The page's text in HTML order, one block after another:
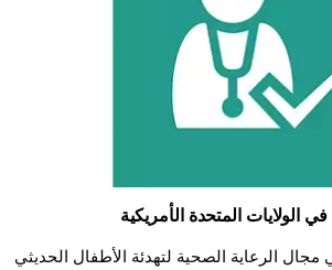
الولايات المتحدة الأمريكية
الرعاية الصحية لتهدئة الأطفال الحديثي